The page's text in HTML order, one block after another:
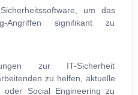
um das
Angriffen signifikant zu
zur IT-Sicherheit
zu helfen, aktuelle
oder Social Engineering zu